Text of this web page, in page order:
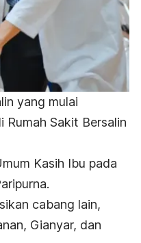
yang mulai
Rumah Sakit Bersalin
Kasih Ibu pada
cabang lain,
Gianyar, dan